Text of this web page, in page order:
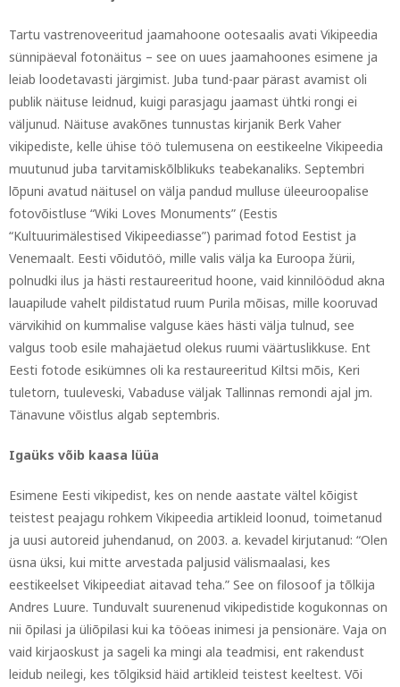
Tartu vastrenoveeritud jaamahoone ootesaalis avati Vikipeedia
sünnipäeval fotonäitus – see on uues jaamahoones esimene ja
leiab loodetavasti järgimist. Juba tund-paar pärast avamist oli
publik näituse leidnud, kuigi parasjagu jaamast ühtki rongi ei
väljunud. Näituse avakõnes tunnustas kirjanik Berk Vaher
vikipediste, kelle ühise töö tulemusena on eestikeelne Vikipeedia
muutunud juba tarvitamiskõlblikuks teabekanaliks. Septembri
lõpuni avatud näitusel on välja pandud mulluse üleeuroopalise
fotovõistluse “Wiki Loves Monuments” (Eestis
“Kultuurimälestised Vikipeediasse”) parimad fotod Eestist ja
Venemaalt. Eesti võidutöö, mille valis välja ka Euroopa žürii,
polnudki ilus ja hästi restaureeritud hoone, vaid kinnilöödud akna
lauapilude vahelt pildistatud ruum Purila mõisas, mille kooruvad
värvikihid on kummalise valguse käes hästi välja tulnud, see
valgus toob esile mahajäetud olekus ruumi väärtuslikkuse. Ent
Eesti fotode esikümnes oli ka restaureeritud Kiltsi mõis, Keri
tuletorn, tuuleveski, Vabaduse väljak Tallinnas remondi ajal jm.
Tänavune võistlus algab septembris.
Igaüks võib kaasa lüüa
Esimene Eesti vikipedist, kes on nende aastate vältel kõigist
teistest peajagu rohkem Vikipeedia artikleid loonud, toimetanud
ja uusi autoreid juhendanud, on 2003. a. kevadel kirjutanud: “Olen
üsna üksi, kui mitte arvestada paljusid välismaalasi, kes
eestikeelset Vikipeediat aitavad teha.” See on filosoof ja tõlkija
Andres Luure. Tunduvalt suurenenud vikipedistide kogukonnas on
nii õpilasi ja üliõpilasi kui ka tööeas inimesi ja pensionäre. Vaja on
vaid kirjaoskust ja sageli ka mingi ala teadmisi, ent rakendust
leidub neilegi, kes tõlgiksid häid artikleid teistest keeltest. Või